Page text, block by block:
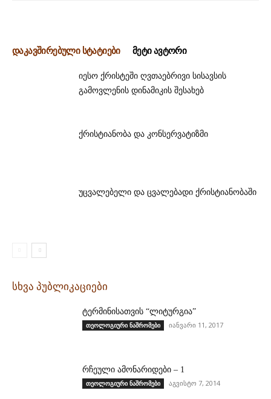
დაკავშირებული სტატიები მეტი ავტორი
იესო ქრისტეში ღვთაებრივი სისავსის
გამოვლენის დინამიკის შესახებ
ქრისტიანობა და კონსერვატიზმი
უცვალებელი და ცვალებადი ქრისტიანობაში
სხვა პუბლიკაციები
ტერმინისათვის “ლიტურგია”
თეოლოგიური ნაშრომები იანვარი 11, 2017
რჩეული ამონარიდები – 1
თეოლოგიური ნაშრომები აგვისტო 7, 2014